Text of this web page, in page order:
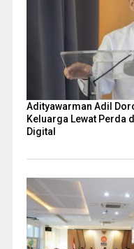
Adityawarman Adil
Keluarga Lewat Perda
Digital